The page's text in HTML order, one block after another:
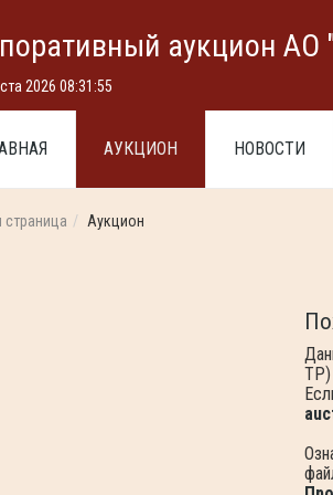
аукцион АО
2026 08:31:55
АУКЦИОН НОВОСТИ
страница Аукцион
ТР)